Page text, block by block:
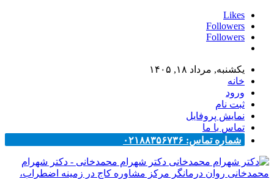
Likes
Followers
Followers
یکشنبه, مرداد ۱۸, ۱۴۰۵
خانه
ورود
ثبت نام
نمایش پروفایل
تماس با ما
شماره تماس: ۰۲۱۸۸۳۵۶۷۳۶
دکتر شهرام محمدخانی - دکتر شهرام
محمدخانی روان درمانگر مرکز مشاوره کاج در زمینه اضطراب،